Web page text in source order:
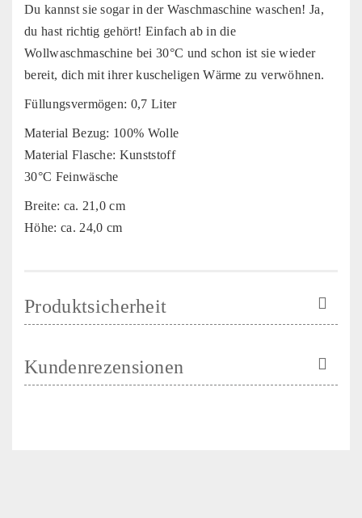
Du kannst sie sogar in der Waschmaschine waschen! Ja,
du hast richtig gehört! Einfach ab in die
Wollwaschmaschine bei 30°C und schon ist sie wieder
bereit, dich mit ihrer kuscheligen Wärme zu verwöhnen.
Füllungsvermögen: 0,7 Liter
Material Bezug: 100% Wolle
Material Flasche: Kunststoff
30°C Feinwäsche
Breite: ca. 21,0 cm
Höhe: ca. 24,0 cm
Produktsicherheit
Kundenrezensionen